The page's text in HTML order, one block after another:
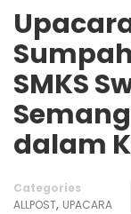
SMKS
dalam
Categories
ALLPOST, UPACARA